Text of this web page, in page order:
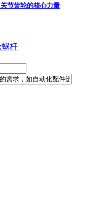
节齿轮的核心力量
杆